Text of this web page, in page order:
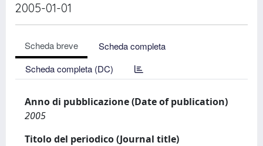
2005-01-01
Scheda breve
Scheda completa
Scheda completa (DC)
Anno di pubblicazione (Date of publication)
2005
Titolo del periodico (Journal title)